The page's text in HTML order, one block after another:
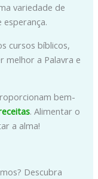
variedade de
cursos bíblicos,
melhor a Palavra e
bem-
. Alimentar o
a alma!
Descubra